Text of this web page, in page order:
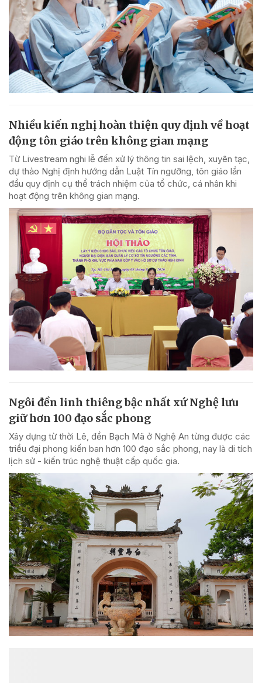
Nhiều kiến nghị hoàn thiện quy định về hoạt
động tôn giáo trên không gian mạng
Từ Livestream nghi lễ đến xử lý thông tin sai lệch, xuyên tạc,
dự thảo Nghị định hướng dẫn Luật Tín ngưỡng, tôn giáo lần
đầu quy định cụ thể trách nhiệm của tổ chức, cá nhân khi
hoạt động trên không gian mạng.
Ngôi đền linh thiêng bậc nhất xứ Nghệ lưu
giữ hơn 100 đạo sắc phong
Xây dựng từ thời Lê, đền Bạch Mã ở Nghệ An từng được các
triều đại phong kiến ban hơn 100 đạo sắc phong, nay là di tích
lịch sử - kiến trúc nghệ thuật cấp quốc gia.